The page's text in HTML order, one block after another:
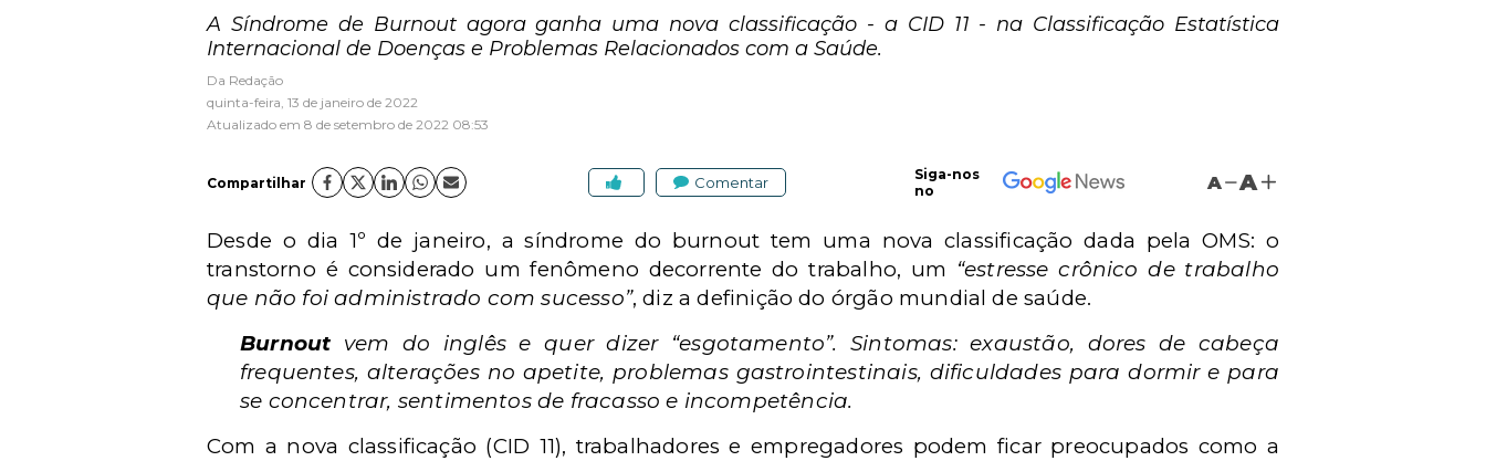
A Síndrome de Burnout agora ganha uma nova classificação - a CID 11 - na Classificação Estatística
Internacional de Doenças e Problemas Relacionados com a Saúde.
Da Redação
quinta-feira, 13 de janeiro de 2022
Atualizado em 8 de setembro de 2022 08:53
Compartilhar Comentar
Siga-nos
no
A A
Desde o dia 1º de janeiro, a síndrome do burnout tem uma nova classificação dada pela OMS: o
transtorno é considerado um fenômeno decorrente do trabalho, um “estresse crônico de trabalho
que não foi administrado com sucesso”, diz a definição do órgão mundial de saúde.
Burnout vem do inglês e quer dizer “esgotamento”. Sintomas: exaustão, dores de cabeça
frequentes, alterações no apetite, problemas gastrointestinais, dificuldades para dormir e para
se concentrar, sentimentos de fracasso e incompetência.
Com a nova classificação (CID 11), trabalhadores e empregadores podem ficar preocupados como a